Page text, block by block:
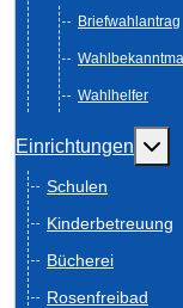
Briefwahlantrag
Wahlhelfer
Einrichtungen
Schulen
Kinderbetreuung
Bücherei
Rosenfreibad